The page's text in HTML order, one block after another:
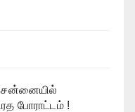
போராட்டம் !